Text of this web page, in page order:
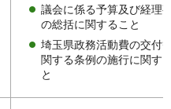
議会に係る予算及び経理
の総括に関すること
埼玉県政務活動費の交付
関する条例の施行に関す
と